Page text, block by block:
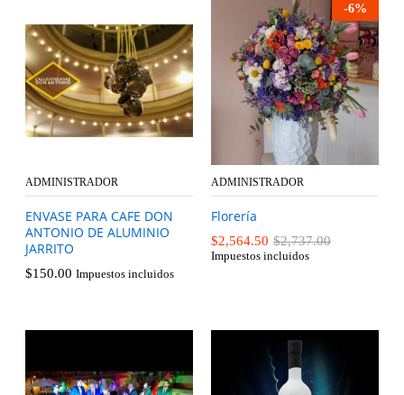
ADMINISTRADOR
ENVASE PARA CAFE DON
ANTONIO DE ALUMINIO
JARRITO
$150.00 Impuestos incluidos
-6%
ADMINISTRADOR
Florería
$2,564.50 $2,737.00
Impuestos incluidos